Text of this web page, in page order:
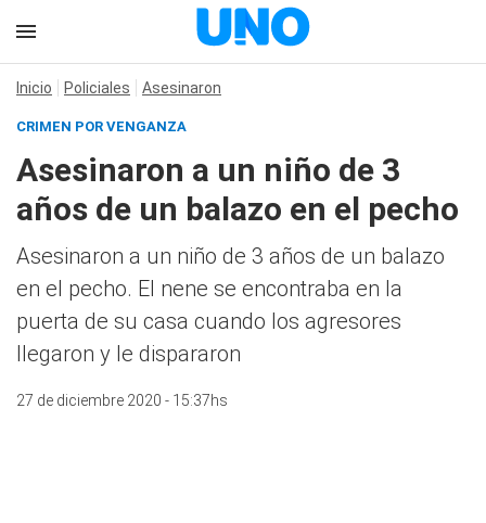
Inicio Policiales Asesinaron
CRIMEN POR VENGANZA
Asesinaron a un niño de 3
años de un balazo en el pecho
Asesinaron a un niño de 3 años de un balazo
en el pecho. El nene se encontraba en la
puerta de su casa cuando los agresores
llegaron y le dispararon
27 de diciembre 2020 - 15:37hs